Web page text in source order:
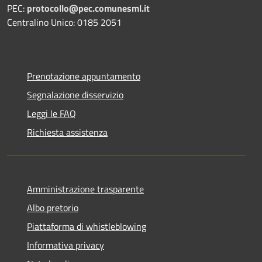
PEC: protocollo@pec.comunesml.it
Centralino Unico: 0185 2051
Prenotazione appuntamento
Segnalazione disservizio
Leggi le FAQ
Richiesta assistenza
Amministrazione trasparente
Albo pretorio
Piattaforma di whistleblowing
Informativa privacy